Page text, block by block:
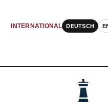
INTERNATIONAL DEUTSCH